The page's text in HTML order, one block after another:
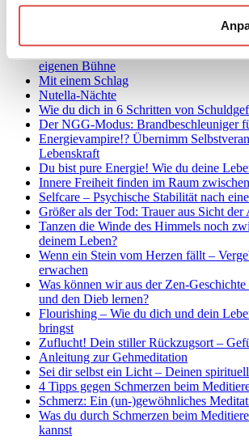
Achtsamkeitsmeditation um?
3 Expertentipps gegen Unruhe in der
‚Drei Siebe des Sokrates‘:
Bewusste Lebensgestaltung: Werde
eigenen Bühne
Mit einem Schlag
Nutella-Nächte
Wie du dich in 6 Schritten von
Der NGG-Modus: Brandbeschleuniger
Energievampire!? Übernimm
Lebenskraft
Du bist pure Energie! Wie du deine
Innere Freiheit finden im Raum
Selfcare – Psychische Stabilität nach
Größer als der Tod: Trauer aus Sicht der
Tanzen die Winde des Himmels noch
deinem Leben?
Wenn ein Stein vom Herzen fällt –
erwachen
Was können wir aus der Zen-
und den Dieb lernen?
Flourishing – Wie du dich und dein
bringst
Zuflucht! Dein stiller Rückzugsort –
Anleitung zur Gehmeditation
Sei dir selbst ein Licht – Deinen
4 Tipps gegen Schmerzen beim
Schmerz: Ein (un-)gewöhnliches
Was du durch Schmerzen beim
kannst